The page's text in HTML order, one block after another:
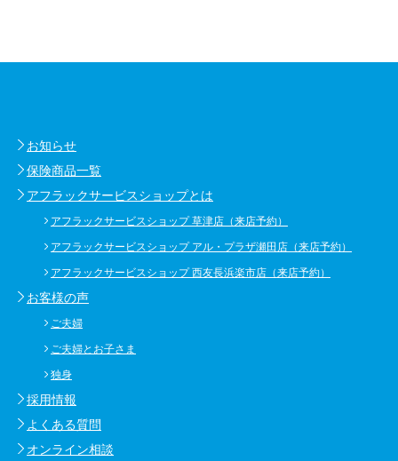
お知らせ
保険商品一覧
アフラックサービスショップとは
アフラックサービスショップ 草津店（来店予約）
アフラックサービスショップ アル・プラザ瀬田店（来店予約）
アフラックサービスショップ 西友長浜楽市店（来店予約）
お客様の声
ご夫婦
ご夫婦とお子さま
独身
採用情報
よくある質問
オンライン相談